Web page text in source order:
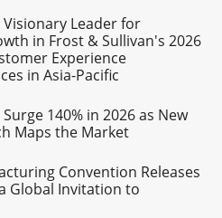
Visionary Leader for
in Frost & Sullivan's 2026
Experience
in Asia-Pacific
140% in 2026 as New
Maps the Market
Convention Releases
Global Invitation to